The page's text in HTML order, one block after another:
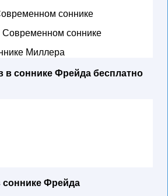
соннике
Современном соннике
Миллера
в соннике Фрейда бесплатно
соннике Фрейда